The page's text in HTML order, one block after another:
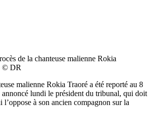
de la chanteuse malienne Rokia
© DR
malienne Rokia Traoré a été reporté au 8
lundi le président du tribunal, qui doit
l’oppose à son ancien compagnon sur la